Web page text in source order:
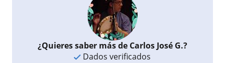
¿Quieres saber más de Carlos José G.?
Dados verificados